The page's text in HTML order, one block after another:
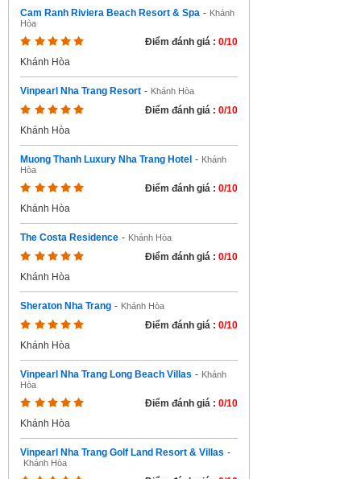
Cam Ranh Riviera Beach Resort & Spa - Khánh
Hòa
Điểm đánh giá : 0/10
Khánh Hòa
Vinpearl Nha Trang Resort - Khánh Hòa
Điểm đánh giá : 0/10
Khánh Hòa
Muong Thanh Luxury Nha Trang Hotel - Khánh
Hòa
Điểm đánh giá : 0/10
Khánh Hòa
The Costa Residence - Khánh Hòa
Điểm đánh giá : 0/10
Khánh Hòa
Sheraton Nha Trang - Khánh Hòa
Điểm đánh giá : 0/10
Khánh Hòa
Vinpearl Nha Trang Long Beach Villas - Khánh
Hòa
Điểm đánh giá : 0/10
Khánh Hòa
Vinpearl Nha Trang Golf Land Resort & Villas -
Khánh Hòa